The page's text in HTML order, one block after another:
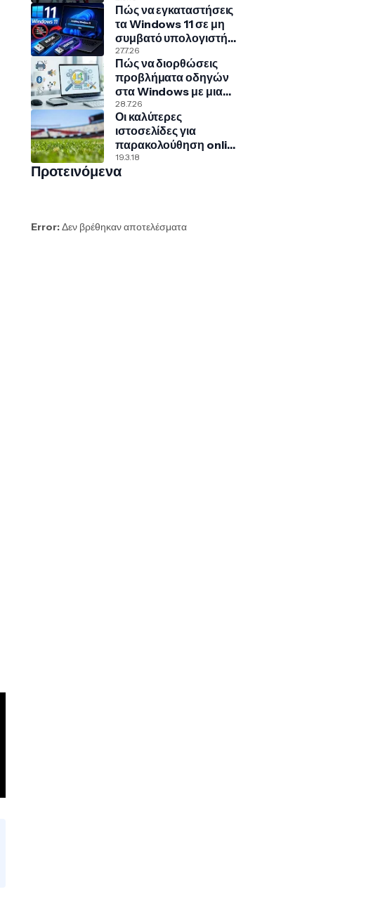
Γερμανία
Πώς να εγκαταστήσεις
τα Windows 11 σε μη
συμβατό υπολογιστή
με Rufus και Ventoy
27.7.26
Πώς να διορθώσεις
προβλήματα οδηγών
στα Windows με μια
κρυφή εντολή
28.7.26
Οι καλύτερες
ιστοσελίδες για
παρακολούθηση online
αθλητικών αγώνων
19.3.18
Προτεινόμενα
Error:Δεν βρέθηκαν αποτελέσματα